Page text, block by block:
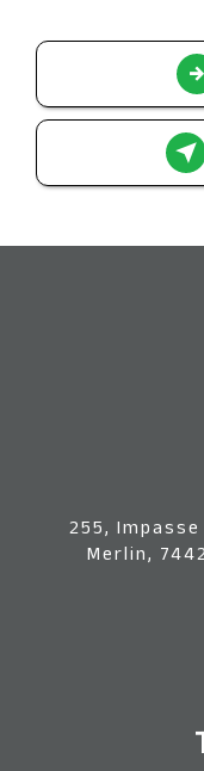
255, Impasse des Chapotines, ZAE Chez
Merlin,